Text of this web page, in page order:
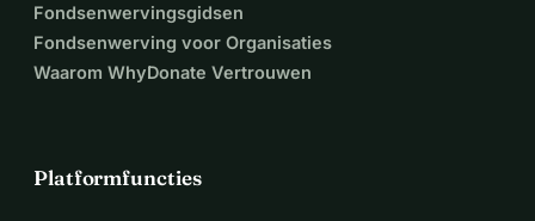
Fondsenwervingsgidsen
Fondsenwerving voor Organisaties
Waarom WhyDonate Vertrouwen
Platformfuncties